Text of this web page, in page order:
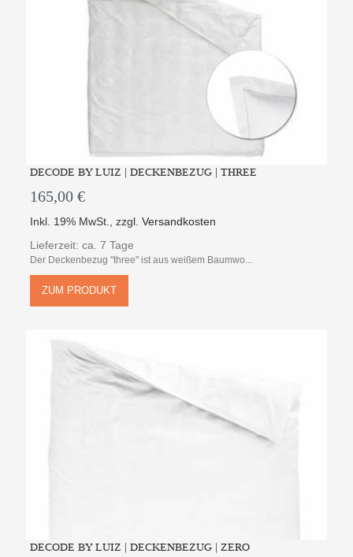
DECODE BY LUIZ | DECKENBEZUG | THREE
165,00 €
Inkl. 19% MwSt. ,zzgl.Versandkosten
Lieferzeit: ca. 7 Tage
Der Deckenbezug "three" ist aus weißem Baumwo...
ZUM PRODUKT
DECODE BY LUIZ | DECKENBEZUG | ZERO